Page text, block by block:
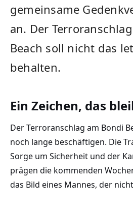
gemeinsame
an. Der
Beach soll nicht das
behalten.
Ein Zeichen, das
Der Terroranschlag am Bondi
noch lange beschäftigen. Die
Sorge um Sicherheit und der
prägen die kommenden
das Bild eines Mannes, der